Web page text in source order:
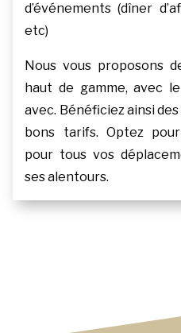
d’événements (dîner
etc)
Nous vous proposons
haut de gamme, avec
avec. Bénéficiez ainsi
bons tarifs. Optez
pour tous vos
ses alentours.